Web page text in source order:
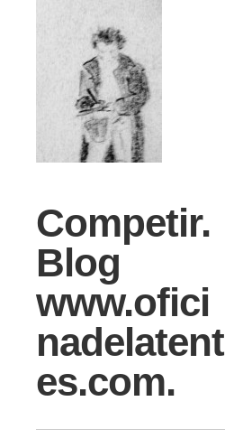
Competir.
Blog
www.ofici
nadelatent
es.com.